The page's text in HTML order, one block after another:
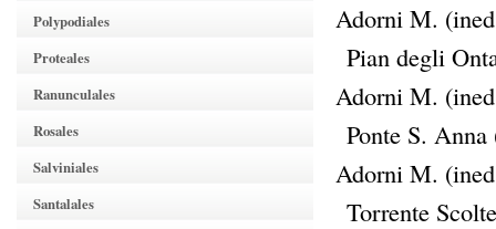
Polypodiales
Proteales
Ranunculales
Rosales
Salviniales
Santalales
Adorni M.
Pian degli
Adorni M.
Ponte S.
Adorni M.
Torrente